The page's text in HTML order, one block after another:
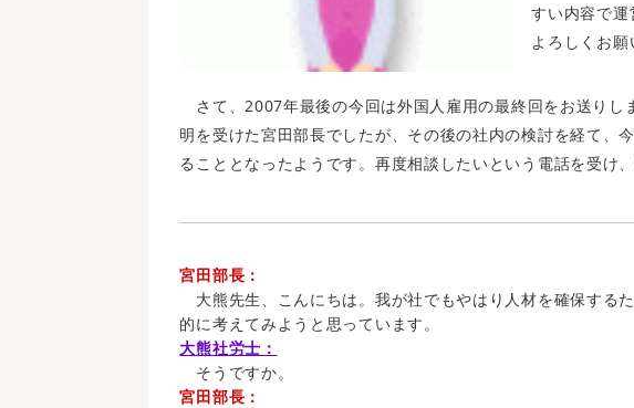
すい内容で運
よろしくお願
さて、2007年最後の今回は外国人雇用の最終回をお送りし
明を受けた宮田部長でしたが、その後の社内の検討を経て、
ることとなったようです。再度相談したいという電話を受け
宮田部長：
大熊先生、こんにちは。我が社でもやはり人材を確保する
的に考えてみようと思っています。
大熊社労士：
そうですか。
宮田部長：